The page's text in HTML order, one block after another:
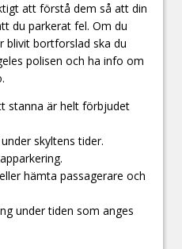
att förstå dem så att din
du parkerat fel. Om du
blivit bortforslad ska du
polisen och ha info om
stanna är helt förbjudet
skyltens tider.
hämta passagerare och
under tiden som anges